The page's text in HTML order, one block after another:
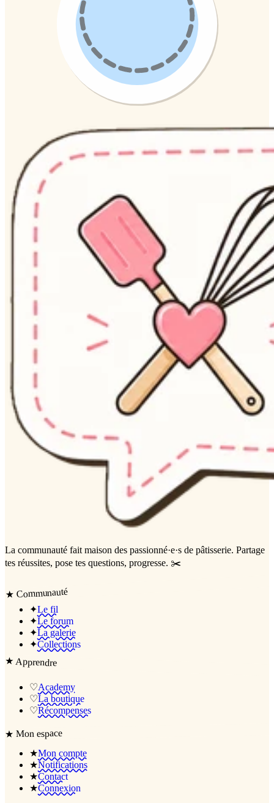
La communauté fait maison des passionné·e·s de pâtisserie. Partage
tes réussites, pose tes questions, progresse. ✂️
★ Communauté
✦Le fil
✦Le forum
✦La galerie
✦Collections
★Apprendre
♡Academy
♡La boutique
♡Récompenses
★Mon espace
★Mon compte
★Notifications
★Contact
★Connexion